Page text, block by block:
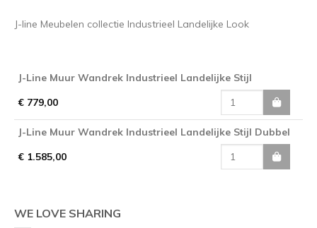
J-line Meubelen collectie Industrieel Landelijke Look
J-Line Muur Wandrek Industrieel Landelijke Stijl
€ 779,00
J-Line Muur Wandrek Industrieel Landelijke Stijl Dubbel
€ 1.585,00
WE LOVE SHARING